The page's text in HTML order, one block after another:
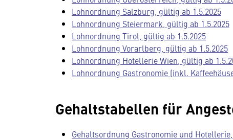
Lohnordnung Salzburg, gültig ab 1.5.2025
Lohnordnung Steiermark, gültig ab 1.5.2025
Lohnordnung Tirol, gültig ab 1.5.2025
Lohnordnung Vorarlberg, gültig ab 1.5.2025
Lohnordnung Hotellerie Wien, gültig ab
Lohnordnung Gastronomie (inkl.
Gehaltstabellen für
Gehaltsordnung Gastronomie und